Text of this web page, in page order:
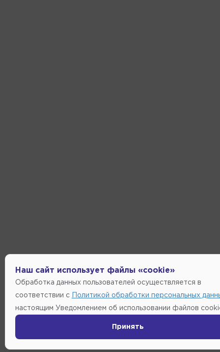
Наш сайт использует файлы «cookie»
Обработка данных пользователей осуществляется в
соответствии с Политикой обработки персональных
настоящим Уведомлением об использовании файлов
Принять